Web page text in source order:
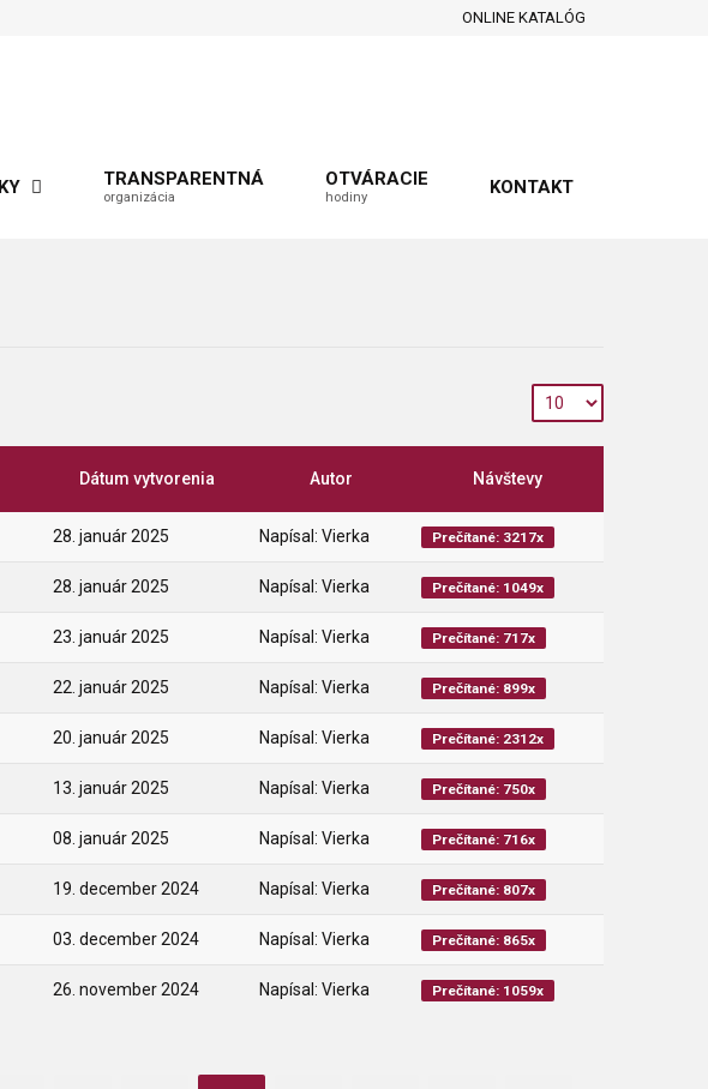
ONLINE KATALÓG
TRANSPARENTNÁ
organizácia
OTVÁRACIE
hodiny KONTAKT
Dátum vytvorenia Autor Návštevy
28. január 2025 Napísal: Vierka Prečítané: 3217x
28. január 2025 Napísal: Vierka Prečítané: 1049x
23. január 2025 Napísal: Vierka Prečítané: 717x
22. január 2025 Napísal: Vierka Prečítané: 899x
20. január 2025 Napísal: Vierka Prečítané: 2312x
13. január 2025 Napísal: Vierka Prečítané: 750x
08. január 2025 Napísal: Vierka Prečítané: 716x
19. december 2024 Napísal: Vierka Prečítané: 807x
03. december 2024 Napísal: Vierka Prečítané: 865x
26. november 2024 Napísal: Vierka Prečítané: 1059x